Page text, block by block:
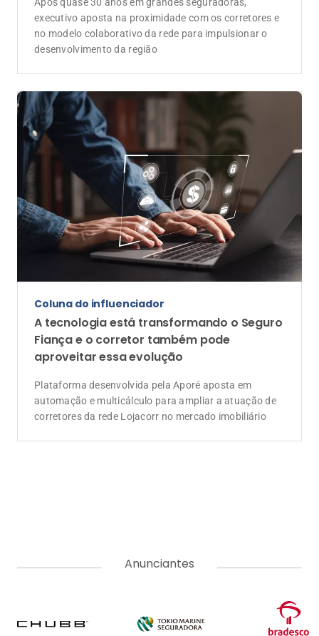
Coluna do influenciador
A tecnologia está transformando o Seguro
Fiança e o corretor também pode
aproveitar essa evolução
Plataforma desenvolvida pela Aporé aposta em
automação e multicálculo para ampliar a atuação de
corretores da rede Lojacorr no mercado imobiliário
Anunciantes